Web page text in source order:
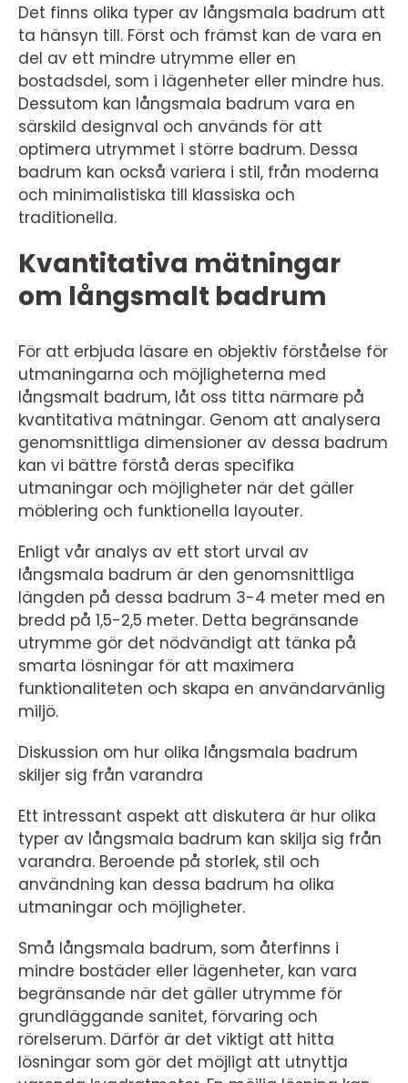
Det finns olika typer av långsmala badrum att
ta hänsyn till. Först och främst kan de vara en
del av ett mindre utrymme eller en
bostadsdel, som i lägenheter eller mindre hus.
Dessutom kan långsmala badrum vara en
särskild designval och används för att
optimera utrymmet i större badrum. Dessa
badrum kan också variera i stil, från moderna
och minimalistiska till klassiska och
traditionella.
Kvantitativa mätningar
om långsmalt badrum
För att erbjuda läsare en objektiv förståelse för
utmaningarna och möjligheterna med
långsmalt badrum, låt oss titta närmare på
kvantitativa mätningar. Genom att analysera
genomsnittliga dimensioner av dessa badrum
kan vi bättre förstå deras specifika
utmaningar och möjligheter när det gäller
möblering och funktionella layouter.
Enligt vår analys av ett stort urval av
långsmala badrum är den genomsnittliga
längden på dessa badrum 3-4 meter med en
bredd på 1,5-2,5 meter. Detta begränsande
utrymme gör det nödvändigt att tänka på
smarta lösningar för att maximera
funktionaliteten och skapa en användarvänlig
miljö.
Diskussion om hur olika långsmala badrum
skiljer sig från varandra
Ett intressant aspekt att diskutera är hur olika
typer av långsmala badrum kan skilja sig från
varandra. Beroende på storlek, stil och
användning kan dessa badrum ha olika
utmaningar och möjligheter.
Små långsmala badrum, som återfinns i
mindre bostäder eller lägenheter, kan vara
begränsande när det gäller utrymme för
grundläggande sanitet, förvaring och
rörelserum. Därför är det viktigt att hitta
lösningar som gör det möjligt att utnyttja